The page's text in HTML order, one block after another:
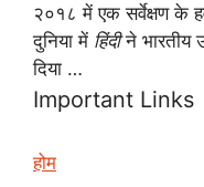
२०१८ में एक सर्वेक्षण के
दुनिया में हिंदीने भारतीय
दिया …
Important Links
होम